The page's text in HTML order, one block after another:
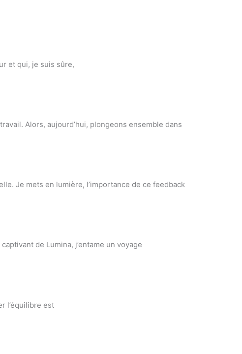
et qui, je suis sûre,
Alors, aujourd’hui, plongeons ensemble dans
Je mets en lumière, l’importance de ce feedback
de Lumina, j’entame un voyage
l’équilibre est